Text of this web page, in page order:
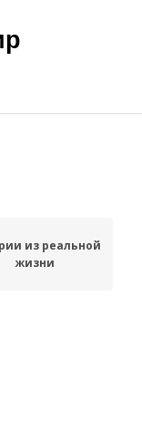
из реальной
жизни